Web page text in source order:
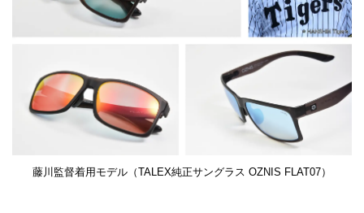
藤川監督着用モデル（TALEX純正サングラス OZNIS FLAT07）